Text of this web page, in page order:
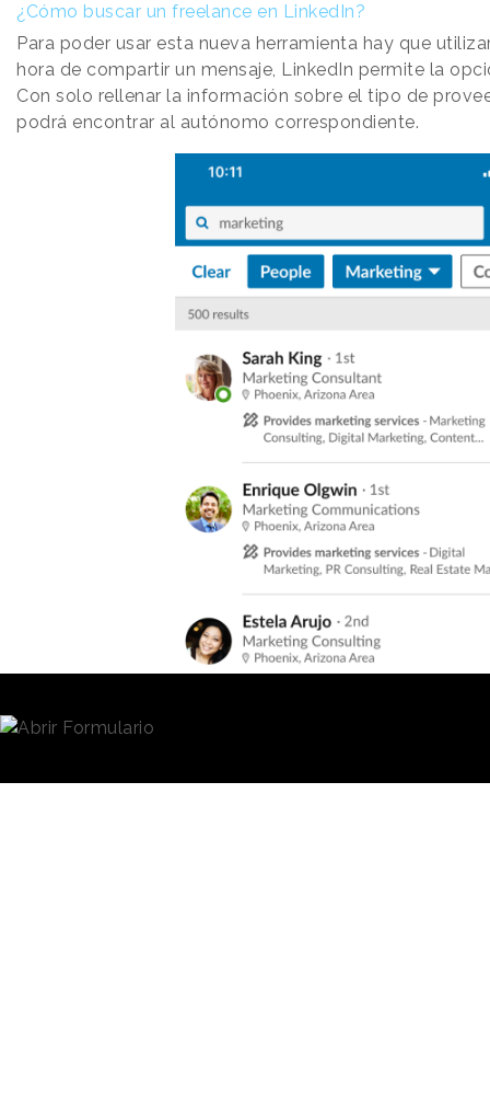
¿Cómo buscar un freelance en LinkedIn?
Para poder usar esta nueva herramienta hay que
hora de compartir un mensaje, LinkedIn permite la
Con solo rellenar la información sobre el tipo de
podrá encontrar al autónomo correspondiente.